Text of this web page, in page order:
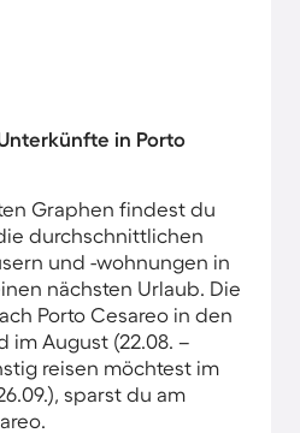
in Porto
Graphen findest du
durchschnittlichen
und -wohnungen in
nächsten Urlaub. Die
Porto Cesareo in den
im August (22.08. –
reisen möchtest im
sparst du am